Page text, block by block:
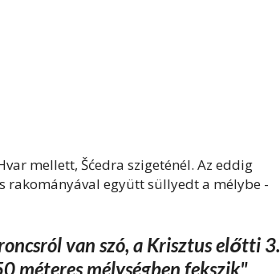
mellett, Šćedra szigeténél. Az eddig
rakományával együtt süllyedt a mélybe -
van szó, a Krisztus előtti 3.
méteres mélységben fekszik"